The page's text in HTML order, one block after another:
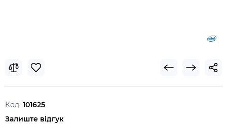
Код: 101625
Залиште відгук